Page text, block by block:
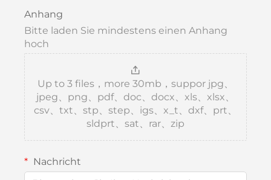
Anhang
Bitte laden Sie mindestens einen Anhang
hoch
Up to 3 files，more 30mb，suppor jpg、
jpeg、png、pdf、doc、docx、xls、xlsx、
csv、txt、stp、step、igs、x_t、dxf、prt、
sldprt、sat、rar、zip
Nachricht